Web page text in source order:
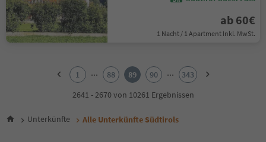
ab 60€
1 Nacht / 1 Apartment Inkl. MwSt.
6
1 ... 88 89 90 ...
343
2641 - 2670 von 10261 Ergebnissen
Unterkünfte Alle Unterkünfte Südtirols